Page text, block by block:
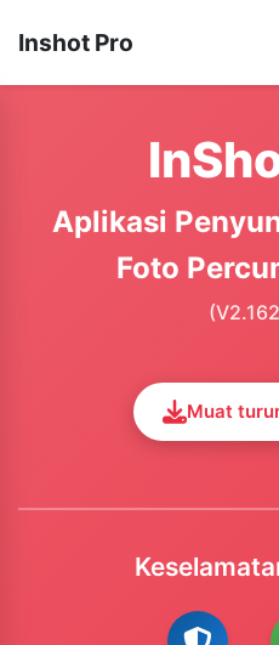
Inshot Pro
Aplikasi
Foto
Muat